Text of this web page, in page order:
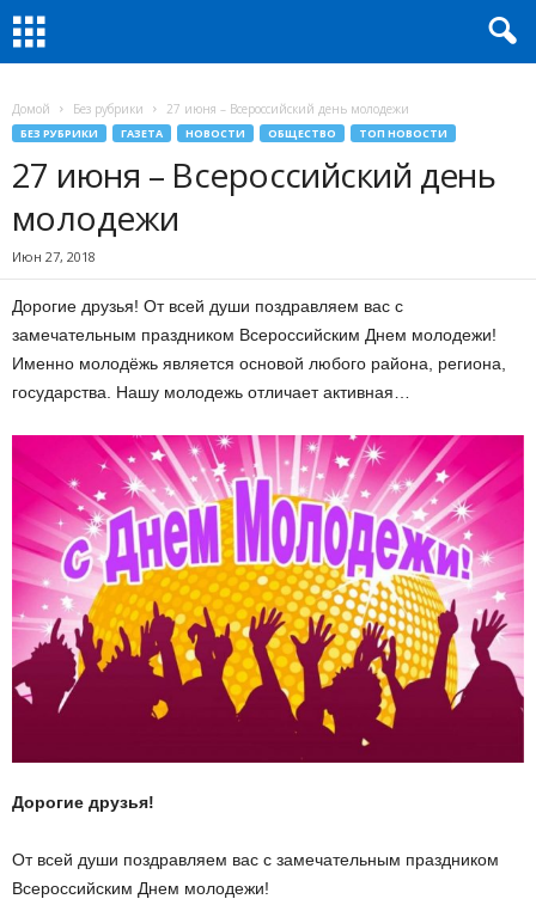
Домой Без рубрики 27 июня – Всероссийский день молодежи
БЕЗ РУБРИКИ ГАЗЕТА НОВОСТИ ОБЩЕСТВО ТОП НОВОСТИ
27 июня – Всероссийский день
молодежи
Июн 27, 2018
Дорогие друзья! От всей души поздравляем вас с
замечательным праздником Всероссийским Днем молодежи!
Именно молодёжь является основой любого района, региона,
государства. Нашу молодежь отличает активная…
Дорогие друзья!
От всей души поздравляем вас с замечательным праздником
Всероссийским Днем молодежи!